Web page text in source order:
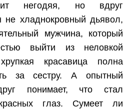
негодяя, но вдруг
не хладнокровный дьявол,
мужчина, который
выйти из неловкой
красавица полна
за сестру. А опытный
понимает, что стал
глаз. Сумеет ли